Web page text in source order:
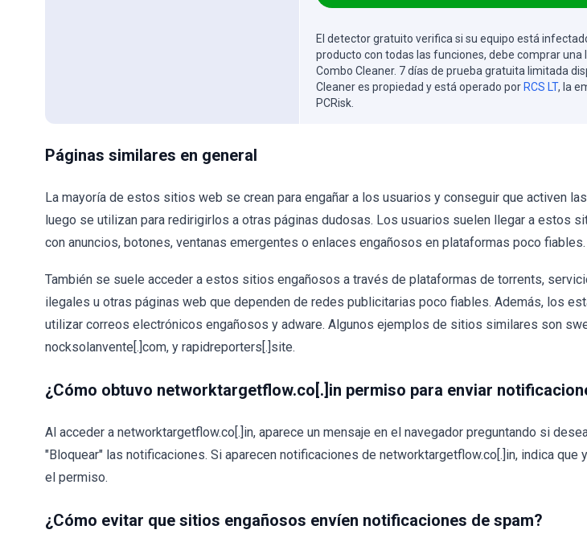
El detector gratuito verifica si su equipo está
producto con todas las funciones, debe comprar una
Combo Cleaner. 7 días de prueba gratuita limitada
Cleaner es propiedad y está operado por RCS LT, la
PCRisk.
Páginas similares en general
La mayoría de estos sitios web se crean para engañar a los usuarios y conseguir que activen
luego se utilizan para redirigirlos a otras páginas dudosas. Los usuarios suelen llegar a estos
con anuncios, botones, ventanas emergentes o enlaces engañosos en plataformas poco fiables.
También se suele acceder a estos sitios engañosos a través de plataformas de torrents,
ilegales u otras páginas web que dependen de redes publicitarias poco fiables. Además, los
utilizar correos electrónicos engañosos y adware. Algunos ejemplos de sitios similares son
nocksolanvente[.]com, y rapidreporters[.]site.
¿Cómo obtuvo networktargetflow.co[.]in permiso para enviar
Al acceder a networktargetflow.co[.]in, aparece un mensaje en el navegador preguntando si
"Bloquear" las notificaciones. Si aparecen notificaciones de networktargetflow.co[.]in, indica que
el permiso.
¿Cómo evitar que sitios engañosos envíen notificaciones de spam?